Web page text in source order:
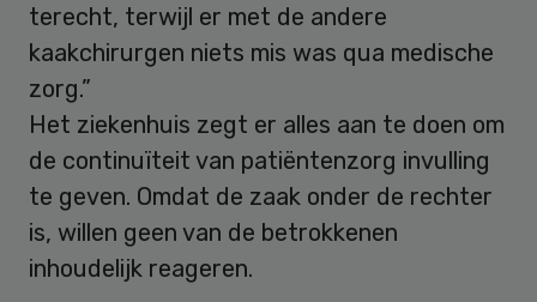
terecht, terwijl er met de andere
kaakchirurgen niets mis was qua medische
zorg.”
Het ziekenhuis zegt er alles aan te doen om
de continuïteit van patiëntenzorg invulling
te geven. Omdat de zaak onder de rechter
is, willen geen van de betrokkenen
inhoudelijk reageren.